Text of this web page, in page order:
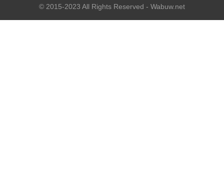
© 2015-2023 All Rights Reserved - Wabuw.net